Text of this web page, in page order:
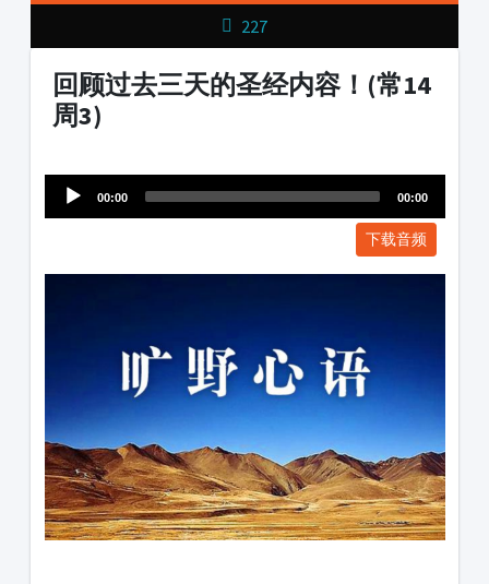
227
回顾过去三天的圣经内容！(常14
周3)
Player
00:00 00:00
下载音频